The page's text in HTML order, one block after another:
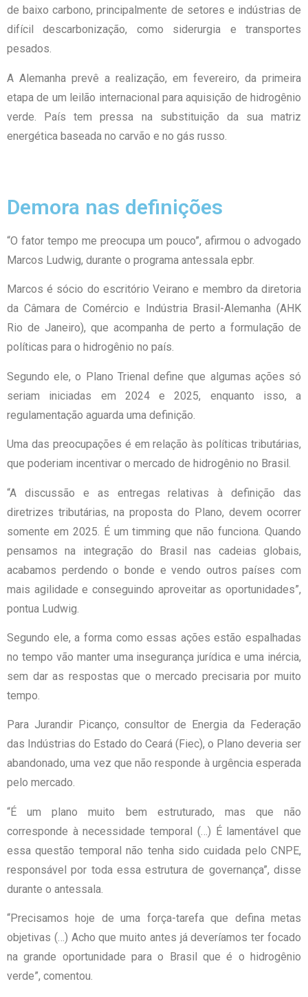
de baixo carbono, principalmente de setores e indústrias de
difícil descarbonização, como siderurgia e transportes
pesados.
A Alemanha prevê a realização, em fevereiro, da primeira
etapa de um leilão internacional para aquisição de hidrogênio
verde. País tem pressa na substituição da sua matriz
energética baseada no carvão e no gás russo.
Demora nas definições
“O fator tempo me preocupa um pouco”, afirmou o advogado
Marcos Ludwig, durante o programa antessala epbr.
Marcos é sócio do escritório Veirano e membro da diretoria
da Câmara de Comércio e Indústria Brasil-Alemanha (AHK
Rio de Janeiro), que acompanha de perto a formulação de
políticas para o hidrogênio no país.
Segundo ele, o Plano Trienal define que algumas ações só
seriam iniciadas em 2024 e 2025, enquanto isso, a
regulamentação aguarda uma definição.
Uma das preocupações é em relação às políticas tributárias,
que poderiam incentivar o mercado de hidrogênio no Brasil.
“A discussão e as entregas relativas à definição das
diretrizes tributárias, na proposta do Plano, devem ocorrer
somente em 2025. É um timming que não funciona. Quando
pensamos na integração do Brasil nas cadeias globais,
acabamos perdendo o bonde e vendo outros países com
mais agilidade e conseguindo aproveitar as oportunidades”,
pontua Ludwig.
Segundo ele, a forma como essas ações estão espalhadas
no tempo vão manter uma insegurança jurídica e uma inércia,
sem dar as respostas que o mercado precisaria por muito
tempo.
Para Jurandir Picanço, consultor de Energia da Federação
das Indústrias do Estado do Ceará (Fiec), o Plano deveria ser
abandonado, uma vez que não responde à urgência esperada
pelo mercado.
“É um plano muito bem estruturado, mas que não
corresponde à necessidade temporal (…) É lamentável que
essa questão temporal não tenha sido cuidada pelo CNPE,
responsável por toda essa estrutura de governança”, disse
durante o antessala.
“Precisamos hoje de uma força-tarefa que defina metas
objetivas (…) Acho que muito antes já deveríamos ter focado
na grande oportunidade para o Brasil que é o hidrogênio
verde”, comentou.